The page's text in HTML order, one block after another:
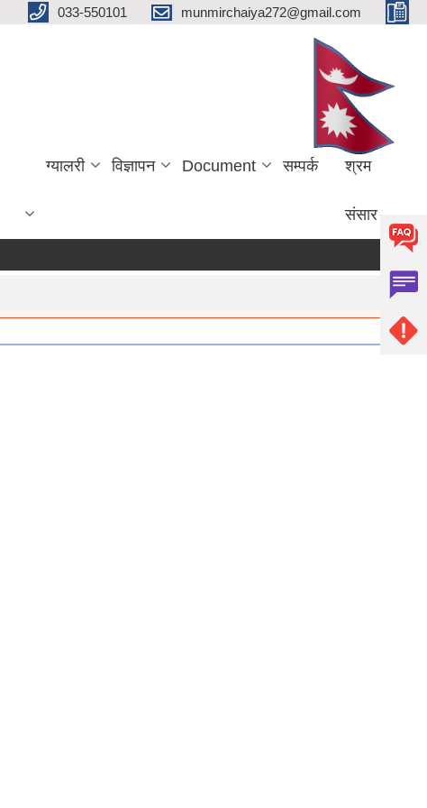
033-550101 munmirchaiya272@gmail.com
ग्यालरी विज्ञापन Document सम्पर्क श्रम
संसार